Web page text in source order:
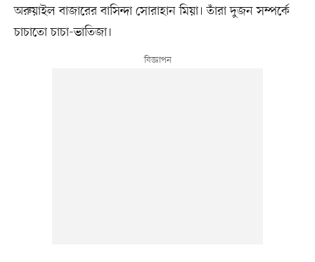
অরুয়াইল বাজারের বাসিন্দা সোরাহান মিয়া। তাঁরা দুজন সম্পর্কে
চাচাতো চাচা-ভাতিজা।